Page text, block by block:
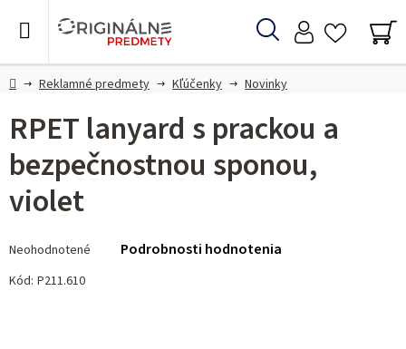
Hľadať
DomovReklamné predmety Kľúčenky Novinky
RPET lanyard s prackou a
bezpečnostnou sponou,
violet
hodnotenie
produktu
Neohodnotené Podrobnosti hodnotenia
Kód: P211.610